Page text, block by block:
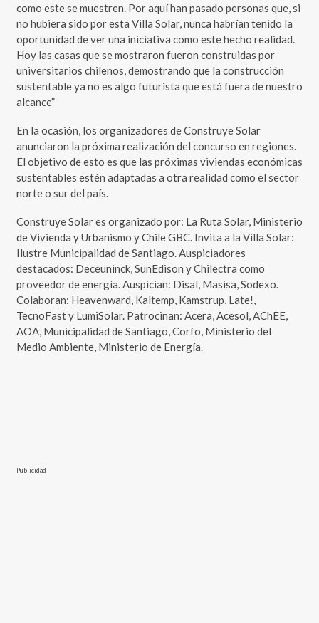
como este se muestren. Por aquí han pasado personas que, si
no hubiera sido por esta Villa Solar, nunca habrían tenido la
oportunidad de ver una iniciativa como este hecho realidad.
Hoy las casas que se mostraron fueron construidas por
universitarios chilenos, demostrando que la construcción
sustentable ya no es algo futurista que está fuera de nuestro
alcance”
En la ocasión, los organizadores de Construye Solar
anunciaron la próxima realización del concurso en regiones.
El objetivo de esto es que las próximas viviendas económicas
sustentables estén adaptadas a otra realidad como el sector
norte o sur del país.
Construye Solar es organizado por: La Ruta Solar, Ministerio
de Vivienda y Urbanismo y Chile GBC. Invita a la Villa Solar:
Ilustre Municipalidad de Santiago. Auspiciadores
destacados: Deceuninck, SunEdison y Chilectra como
proveedor de energía. Auspician: Disal, Masisa, Sodexo.
Colaboran: Heavenward, Kaltemp, Kamstrup, Late!,
TecnoFast y LumiSolar. Patrocinan: Acera, Acesol, AChEE,
AOA, Municipalidad de Santiago, Corfo, Ministerio del
Medio Ambiente, Ministerio de Energía.
Publicidad